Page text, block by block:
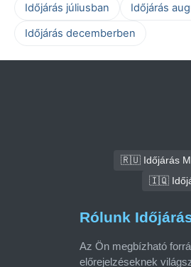
Időjárás júliusban
Időjárás
Időjárás decemberben
🇷🇺 Időjárás
🇮🇶
Rólunk
Az Ön megbízható
előrejelzéseknek